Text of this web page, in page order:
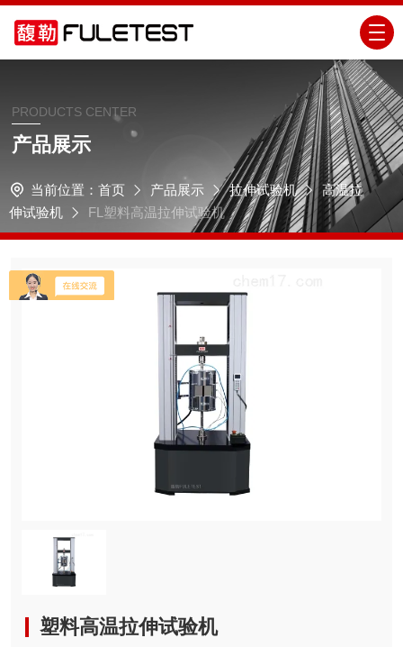
PRODUCTS CENTER
产品展示
当前位置： 首页 产品展示 拉伸试验机
高温拉
伸试验机
FL塑料高温拉伸试验机
塑料高温拉伸试验机